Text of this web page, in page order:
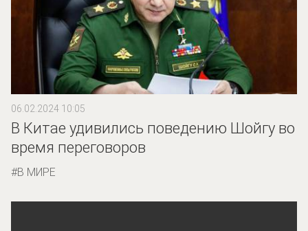
06.02.2024 10:05
В Китае удивились поведению Шойгу во
время переговоров
В МИРЕ